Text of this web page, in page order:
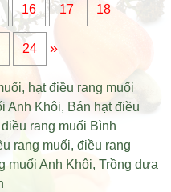
16 17 18
24 »
, hạt điều rang muối
Anh Khôi, Bán hạt điều
rang muối Bình
rang muối,điều rang
muối Anh Khôi,Trồng dưa